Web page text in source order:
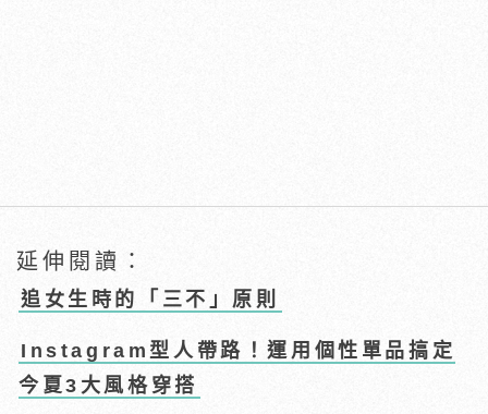
延伸閱讀：
追女生時的「三不」原則
Instagram型人帶路！運用個性單品搞定
今夏3大風格穿搭